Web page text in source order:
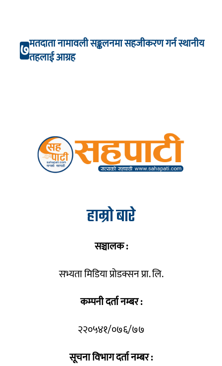
७मतदाता नामावली सङ्कलनमा सहजीकरण गर्न स्थानीय
तहलाई आग्रह
हाम्रो बारे
सञ्चालक :
सभ्यता मिडिया प्रोडक्सन प्रा. लि.
कम्पनी दर्ता नम्बर :
२२०५४१/०७६/७७
सूचना विभाग दर्ता नम्बर :